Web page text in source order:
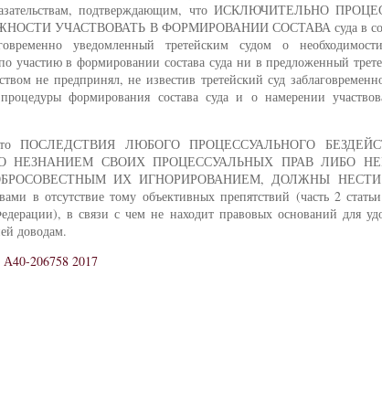
подтверждающим, что ИСКЛЮЧИТЕЛЬНО
УЧАСТВОВАТЬ В ФОРМИРОВАНИИ СОСТАВА суда в
уведомленный третейским судом о
участию в формировании состава суда ни в предложенный
не предпринял, не известив третейский суд
формирования состава суда и о намерении
что ПОСЛЕДСТВИЯ ЛЮБОГО ПРОЦЕССУАЛЬНОГО
СВОИХ ПРОЦЕССУАЛЬНЫХ ПРАВ ЛИБО
ИХ ИГНОРИРОВАНИЕМ, ДОЛЖНЫ
тому объективных препятствий (часть 2
в связи с чем не находит правовых оснований для
доводам.
206758 2017